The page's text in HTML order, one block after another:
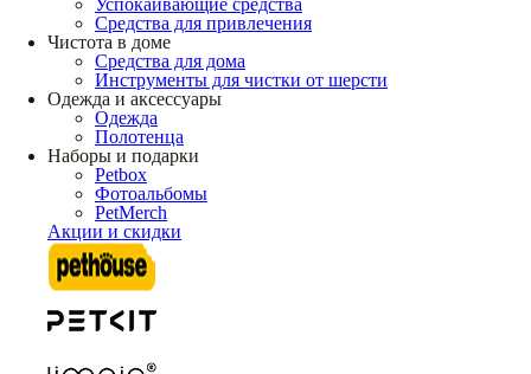
Успокаивающие средства
Средства для привлечения
Чистота в доме
Средства для дома
Инструменты для чистки от шерсти
Одежда и аксессуары
Одежда
Полотенца
Наборы и подарки
Petbox
Фотоальбомы
PetMerch
Акции и скидки